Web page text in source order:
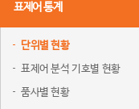
표제어 통계
단위별 현황
표제어 분석 기호별 현황
품사별 현황